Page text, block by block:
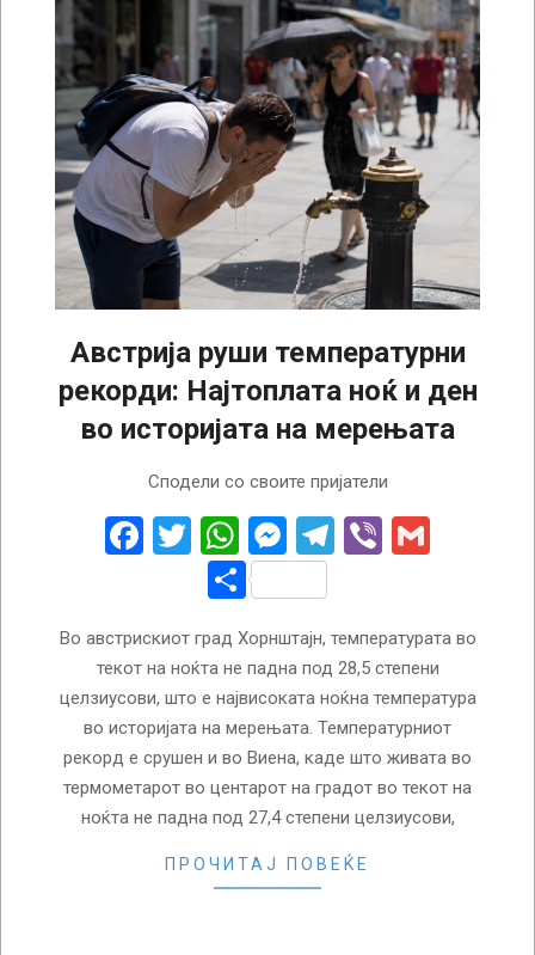
Австрија руши температурни
рекорди: Најтоплата ноќ и ден
во историјата на мерењата
Сподели со своите пријатели
Facebook
Twitter
WhatsApp
Messenger
Telegram
Viber
Share
Во австрискиот град Хорнштајн, температурата во
текот на ноќта не падна под 28,5 степени
целзиусови, што е највисоката ноќна температура
во историјата на мерењата. Температурниот
рекорд е срушен и во Виена, каде што живата во
термометарот во центарот на градот во текот на
ноќта не падна под 27,4 степени целзиусови,
ПРОЧИТАЈ ПОВЕЌЕ